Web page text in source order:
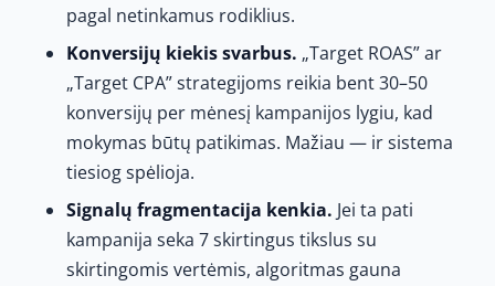
pagal netinkamus rodiklius.
Konversijų kiekis svarbus. „Target ROAS” ar
„Target CPA” strategijoms reikia bent 30–50
konversijų per mėnesį kampanijos lygiu, kad
mokymas būtų patikimas. Mažiau — ir sistema
tiesiog spėlioja.
Signalų fragmentacija kenkia. Jei ta pati
kampanija seka 7 skirtingus tikslus su
skirtingomis vertėmis, algoritmas gauna